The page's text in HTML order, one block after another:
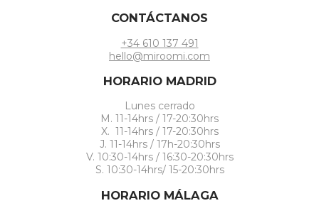
CONTÁCTANOS
+34 610 137 491
hello@miroomi.com
HORARIO MADRID
Lunes cerrado
M. 11-14hrs / 17-20:30hrs
X. 11-14hrs / 17-20:30hrs
J. 11-14hrs / 17h-20:30hrs
V. 10:30-14hrs / 16:30-20:30hrs
S. 10:30-14hrs/ 15-20:30hrs
HORARIO MÁLAGA